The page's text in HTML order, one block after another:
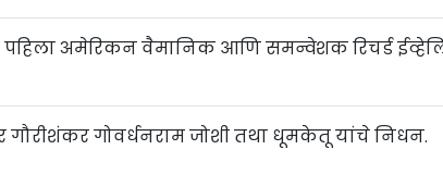
पहिला अमेरिकन वैमानिक आणि समन्वेशक रिचर्ड
गौरीशंकर गोवर्धनराम जोशी तथा धूमकेतू यांचे निधन.